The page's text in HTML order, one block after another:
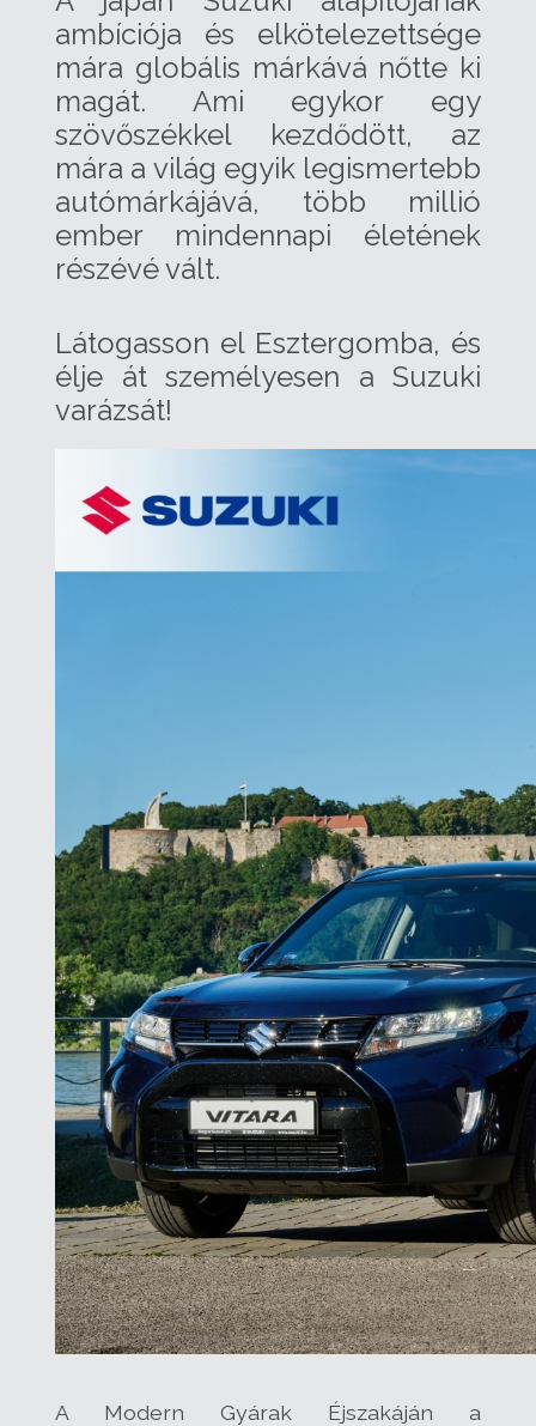
ambíciója és elkötelezettsége
mára globális márkává nőtte ki
magát. Ami egykor egy
szövőszékkel kezdődött, az
mára a világ egyik legismertebb
autómárkájává, több millió
ember mindennapi életének
részévé vált.
Látogasson el Esztergomba, és
élje át személyesen a Suzuki
varázsát!
A Modern Gyárak Éjszakáján a